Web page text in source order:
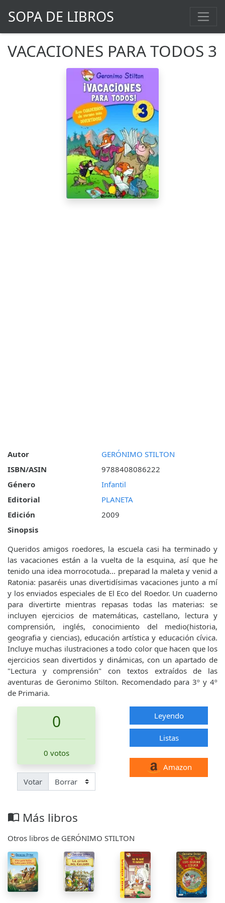
SOPA DE LIBROS
VACACIONES PARA TODOS 3
Autor
GERÓNIMO STILTON
ISBN/ASIN
9788408086222
Género
Infantil
Editorial
PLANETA
Edición
2009
Sinopsis
Queridos amigos roedores, la escuela casi ha terminado y
las vacaciones están a la vuelta de la esquina, así que he
tenido una idea morrocotuda... preparad la maleta y venid a
Ratonia: pasaréis unas divertidísimas vacaciones junto a mí
y los enviados especiales de El Eco del Roedor. Un cuaderno
para divertirte mientras repasas todas las materias: se
incluyen ejercicios de matemáticas, castellano, lectura y
comprensión, inglés, conocimiento del medio(historia,
geografia y ciencias), educación artística y educación cívica.
Incluye muchas ilustraciones a todo color que hacen que los
ejercicios sean divertidos y dinámicas, con un apartado de
"Lectura y comprensión" con textos extraídos de las
aventuras de Geronimo Stilton. Recomendado para 3º y 4º
de Primaria.
0
0 votos
Votar
Leyendo
Listas
Amazon
import_contacts Más libros
Otros libros de GERÓNIMO STILTON